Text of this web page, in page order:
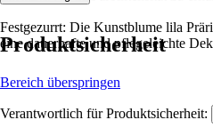
Festgezurrt: Die Kunstblume lila
eine dauerhafte und pflegeleichte
Produktsicherheit
Bereich überspringen
Verantwortlich für Produktsicherheit: